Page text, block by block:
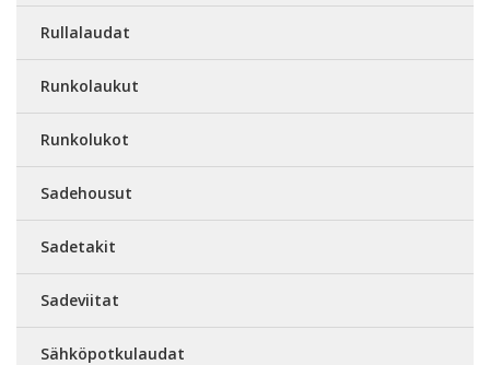
Rullalaudat
Runkolaukut
Runkolukot
Sadehousut
Sadetakit
Sadeviitat
Sähköpotkulaudat